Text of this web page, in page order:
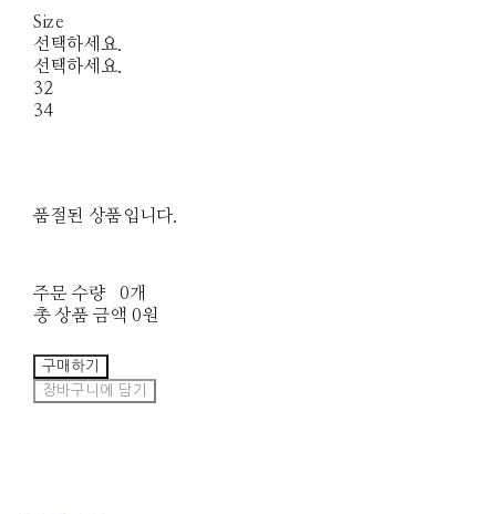
Size
선택하세요.
선택하세요.
32
34
품절된 상품입니다.
주문 수량
0개
총 상품 금액 0원
구매하기
장바구니에 담기